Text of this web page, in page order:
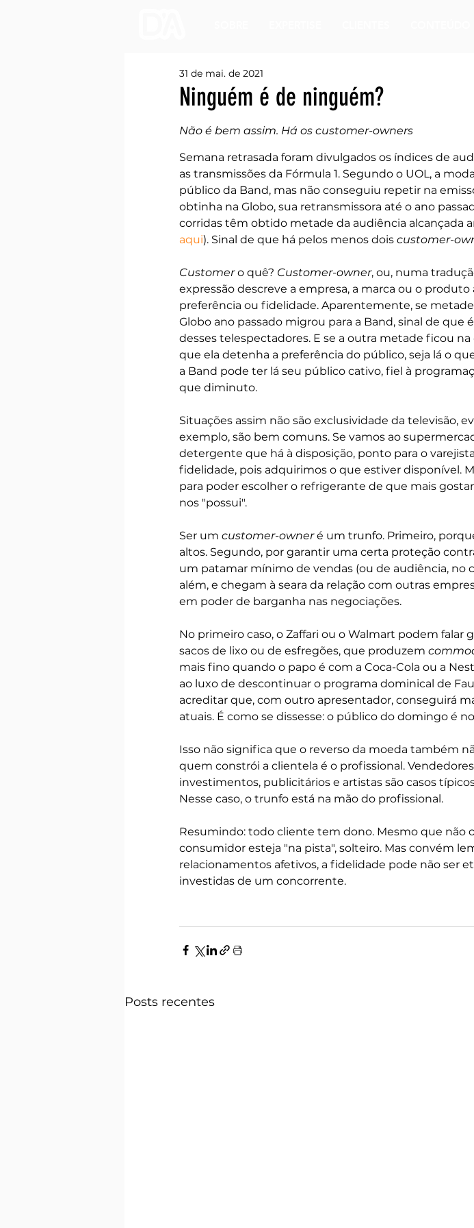
Ninguém é de ninguém?
31 de mai. de 2021
Não é bem assim. Há os customer-owners
Semana retrasada foram divulgados os índices de
as transmissões da Fórmula 1. Segundo o UOL, a
público da Band, mas não conseguiu repetir na
obtinha na Globo, sua retransmissora até o ano
corridas têm obtido metade da audiência alcançada
aqui). Sinal de que há pelos menos dois customer-
Customer o quê? Customer-owner, ou, numa
expressão descreve a empresa, a marca ou o
preferência ou fidelidade. Aparentemente, se metade
Globo ano passado migrou para a Band, sinal de que
desses telespectadores. E se a outra metade ficou na
que ela detenha a preferência do público, seja lá o
a Band pode ter lá seu público cativo, fiel à
que diminuto.
Situações assim não são exclusividade da televisão,
exemplo, são bem comuns. Se vamos ao
detergente que há à disposição, ponto para o
fidelidade, pois adquirimos o que estiver disponível.
para poder escolher o refrigerante de que mais
nos "possui".
Ser um customer-owner é um trunfo. Primeiro,
altos. Segundo, por garantir uma certa proteção
um patamar mínimo de vendas (ou de audiência, no
além, e chegam à seara da relação com outras
em poder de barganha nas negociações.
No primeiro caso, o Zaffari ou o Walmart podem falar
sacos de lixo ou de esfregões, que produzem
mais fino quando o papo é com a Coca-Cola ou a
ao luxo de descontinuar o programa dominical de
acreditar que, com outro apresentador, conseguirá
atuais. É como se dissesse: o público do domingo é
Isso não significa que o reverso da moeda também
quem constrói a clientela é o profissional.
investimentos, publicitários e artistas são casos
Nesse caso, o trunfo está na mão do profissional.
Resumindo: todo cliente tem dono. Mesmo que não
consumidor esteja "na pista", solteiro. Mas convém
relacionamentos afetivos, a fidelidade pode não ser
investidas de um concorrente.
Posts recentes